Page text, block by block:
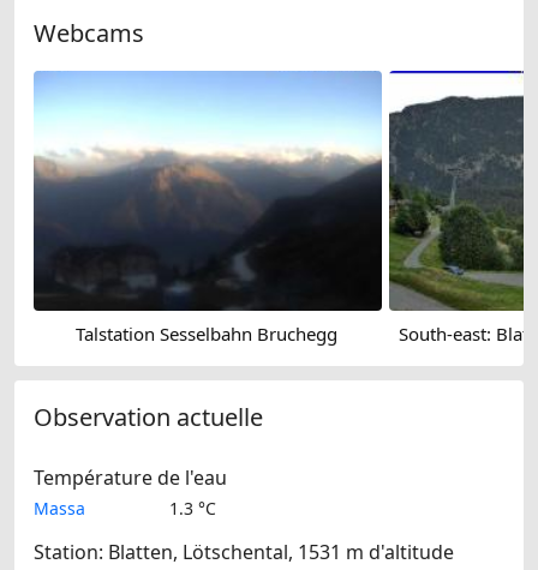
Webcams
Talstation Sesselbahn Bruchegg
Observation actuelle
Température de l'eau
Massa 1.3 °C
Station: Blatten, Lötschental, 1531 m d'altitude